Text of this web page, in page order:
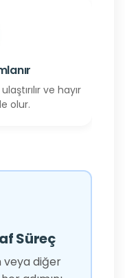
ve hayır
olur.
Süreç
veya diğer